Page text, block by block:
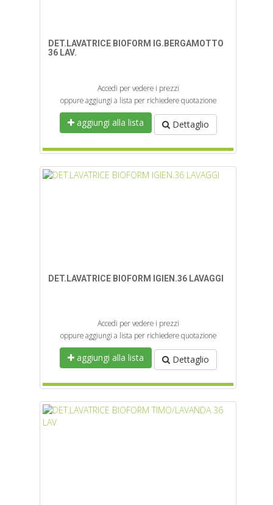
DET.LAVATRICE BIOFORM IG.BERGAMOTTO
36 LAV.
Accedi per vedere i prezzi
oppure aggiungi a lista per richiedere quotazione
aggiungi alla lista Dettaglio
DET.LAVATRICE BIOFORM IGIEN.36 LAVAGGI
Accedi per vedere i prezzi
oppure aggiungi a lista per richiedere quotazione
aggiungi alla lista Dettaglio